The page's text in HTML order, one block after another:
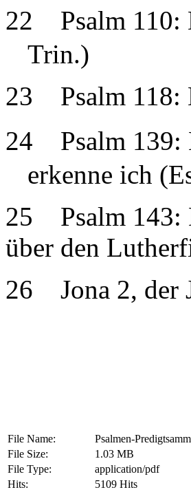
22
Psalm
Trin.)
23
Psalm 118:
24
Psalm
erkenne ich
25 Psalm 143:
über den
26 Jona 2, der
File Name:
Psalmen-
File Size:
1.03 MB
File Type:
application/pdf
Hits:
5109 Hits